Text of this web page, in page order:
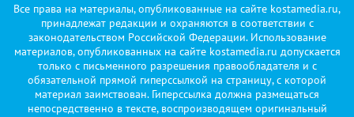
Все права на материалы, опубликованные на сайте kostamedia.ru,
принадлежат редакции и охраняются в соответствии с
законодательством Российской Федерации. Использование
материалов, опубликованных на сайте kostamedia.ru допускается
только с письменного разрешения правообладателя и с
обязательной прямой гиперссылкой на страницу, с которой
материал заимствован. Гиперссылка должна размещаться
непосредственно в тексте, воспроизводящем оригинальный